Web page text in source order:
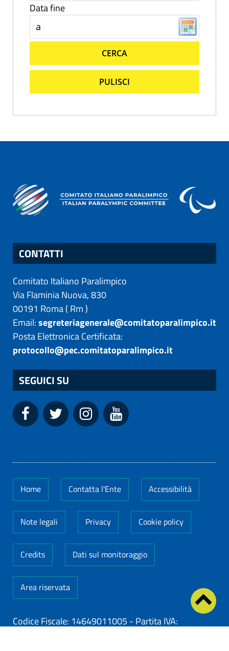
Data fine
CERCA
PULISCI
CONTATTI
Comitato Italiano Paralimpico
Via Flaminia Nuova, 830
00191 Roma( Rm)
Email:segreteriagenerale@comitatoparalimpico.it
Posta Elettronica Certificata:
protocollo@pec.comitatoparalimpico.it
SEGUICI SU
Home Contatta l'Ente Accessibilità
Note legali Privacy Cookie policy
Credits Dati sul monitoraggio
Area riservata
Codice Fiscale: 14649011005 - Partita IVA: